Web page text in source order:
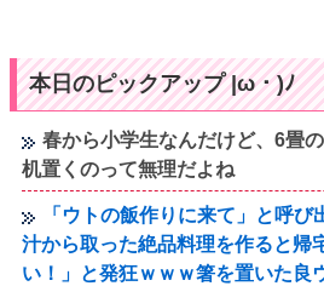
本日のピックアップ |ω・)ﾉ
春から小学生なんだけど、6畳
机置くのって無理だよね
「ウトの飯作りに来て」と呼
汁から取った絶品料理を作ると帰
い！」と発狂ｗｗｗ箸を置いた良